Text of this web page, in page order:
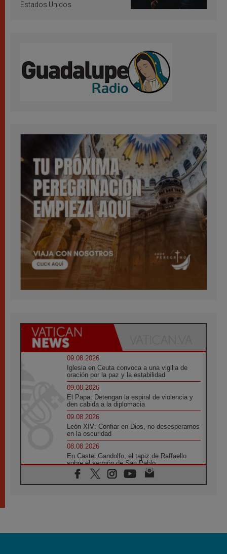
Estados Unidos
09.08.2026
Iglesia en Ceuta convoca a una vigilia de
oración por la paz y la estabilidad
09.08.2026
El Papa: Detengan la espiral de violencia y
den cabida a la diplomacia
09.08.2026
León XIV: Confiar en Dios, no desesperarnos
en la oscuridad
08.08.2026
En Castel Gandolfo, el tapiz de Raffaello
sobre el sermón de San Pablo
08.08.2026
En Colombia, «la paz no se compra con una
08.08.2026